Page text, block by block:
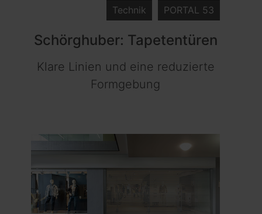
PORTAL 53
Technik
Schörghuber: Tapetentüren
Klare Linien und eine reduzierte
Formgebung